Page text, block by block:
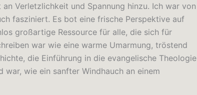
Verletzlichkeit und Spannung hinzu. Ich war von
fasziniert. Es bot eine frische Perspektive auf
großartige Ressource für alle, die sich für
war wie eine warme Umarmung, tröstend
die Einführung in die evangelische Theologie
war, wie ein sanfter Windhauch an einem